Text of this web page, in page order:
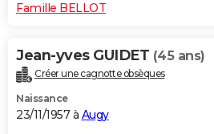
Famille BELLOT
Jean-yves GUIDET (45 ans)
Créer une cagnotte obsèques
Naissance
23/11/1957 à Augy